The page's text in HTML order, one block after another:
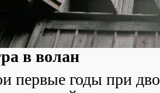
в волан
первые годы при